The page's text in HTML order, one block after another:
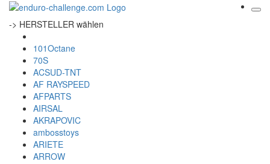
-> HERSTELLER wählen
101Octane
70S
ACSUD-TNT
AF RAYSPEED
AFPARTS
AIRSAL
AKRAPOVIC
ambosstoys
ARIETE
ARROW